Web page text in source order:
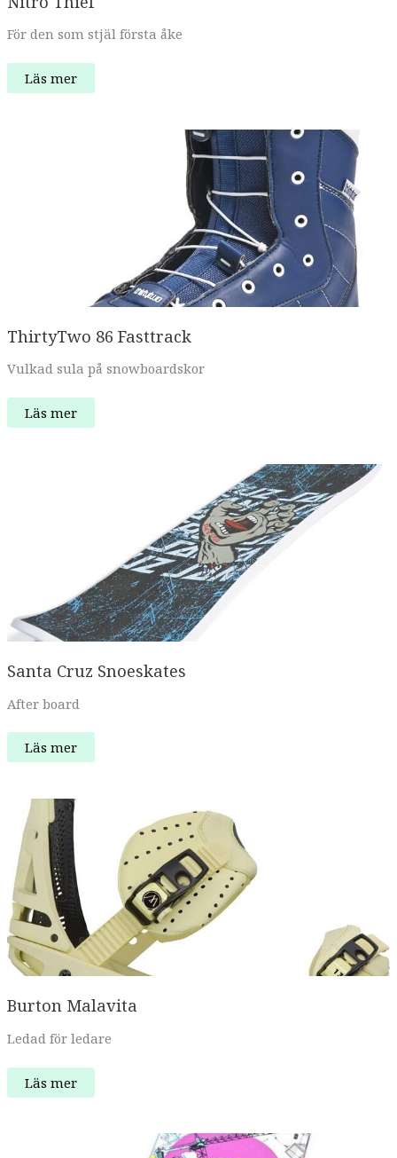
För den som stjäl första åke
Nitro
Thief
Läs mer
ThirtyTwo 86 Fasttrack
Vulkad sula på snowboardskor
ThirtyTwo
86
Läs mer
Santa Cruz Snoeskates
After board
Santa
Cruz
Läs mer
Burton Malavita
Ledad för ledare
Burton
Malavita
Läs mer